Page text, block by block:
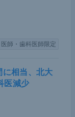
医師・歯科医師限定
相当、北大
医減少